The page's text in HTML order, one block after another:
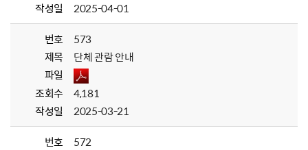
작성일
2025-04-01
번호
573
제목
단체 관람 안내
파일
조회수
4,181
작성일
2025-03-21
번호
572